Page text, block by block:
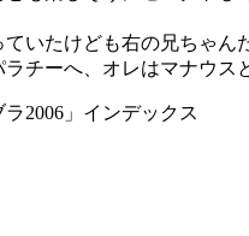
いたけども右の兄ちゃん
チーへ、オレはマナウス
2006」インデックス